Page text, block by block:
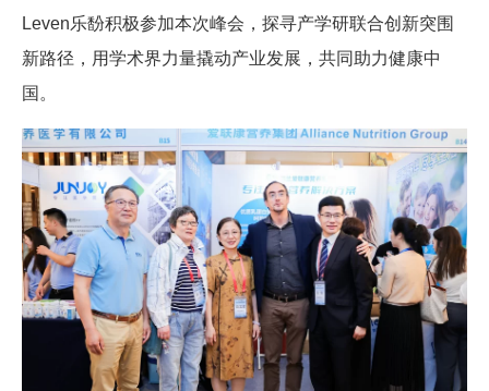
Leven乐馚积极参加本次峰会，探寻产学研联合创新突围
新路径，用学术界力量撬动产业发展，共同助力健康中
国。